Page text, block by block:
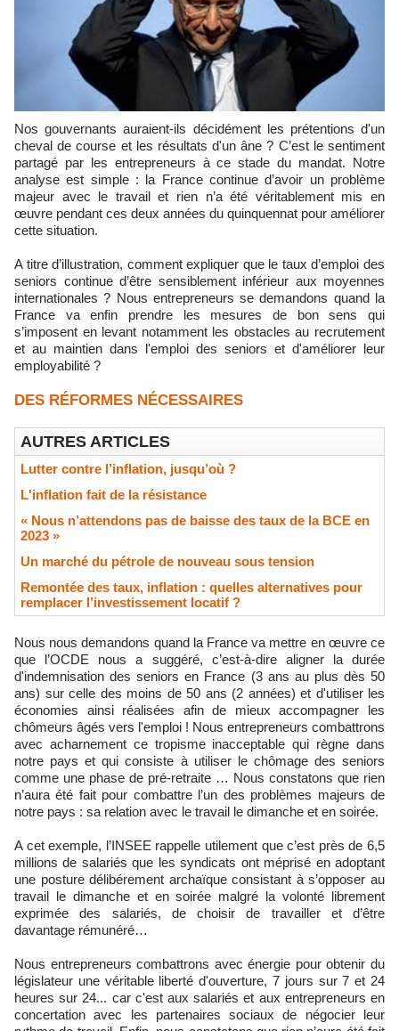
Nos gouvernants auraient-ils décidément les prétentions d'un
cheval de course et les résultats d'un âne ? C’est le sentiment
partagé par les entrepreneurs à ce stade du mandat. Notre
analyse est simple : la France continue d’avoir un problème
majeur avec le travail et rien n’a été véritablement mis en
œuvre pendant ces deux années du quinquennat pour améliorer
cette situation.
A titre d’illustration, comment expliquer que le taux d’emploi des
seniors continue d’être sensiblement inférieur aux moyennes
internationales ? Nous entrepreneurs se demandons quand la
France va enfin prendre les mesures de bon sens qui
s’imposent en levant notamment les obstacles au recrutement
et au maintien dans l'emploi des seniors et d'améliorer leur
employabilité ?
DES RÉFORMES NÉCESSAIRES
AUTRES ARTICLES
Lutter contre l’inflation, jusqu’où ?
L'inflation fait de la résistance
« Nous n’attendons pas de baisse des taux de la BCE en
2023 »
​Un marché du pétrole de nouveau sous tension
Remontée des taux, inflation : quelles alternatives pour
remplacer l’investissement locatif ?
Nous nous demandons quand la France va mettre en œuvre ce
que l’OCDE nous a suggéré, c’est-à-dire aligner la durée
d'indemnisation des seniors en France (3 ans au plus dès 50
ans) sur celle des moins de 50 ans (2 années) et d'utiliser les
économies ainsi réalisées afin de mieux accompagner les
chômeurs âgés vers l'emploi ! Nous entrepreneurs combattrons
avec acharnement ce tropisme inacceptable qui règne dans
notre pays et qui consiste à utiliser le chômage des seniors
comme une phase de pré-retraite … Nous constatons que rien
n’aura été fait pour combattre l’un des problèmes majeurs de
notre pays : sa relation avec le travail le dimanche et en soirée.
A cet exemple, l’INSEE rappelle utilement que c’est près de 6,5
millions de salariés que les syndicats ont méprisé en adoptant
une posture délibérement archaïque consistant à s’opposer au
travail le dimanche et en soirée malgré la volonté librement
exprimée des salariés, de choisir de travailler et d’être
davantage rémunéré…
Nous entrepreneurs combattrons avec énergie pour obtenir du
législateur une véritable liberté d'ouverture, 7 jours sur 7 et 24
heures sur 24... car c'est aux salariés et aux entrepreneurs en
concertation avec les partenaires sociaux de négocier leur